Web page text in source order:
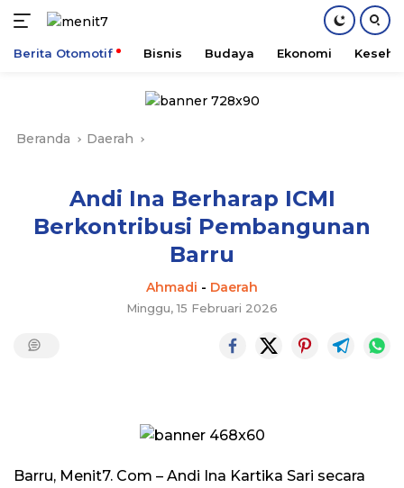
Berita Otomotif Bisnis Budaya Ekonomi
Beranda Daerah
Andi Ina Berharap ICMI
Berkontribusi Pembangunan
Barru
Ahmadi - Daerah
Minggu, 15 Februari 2026
Barru, Menit7. Com – Andi Ina Kartika Sari secara